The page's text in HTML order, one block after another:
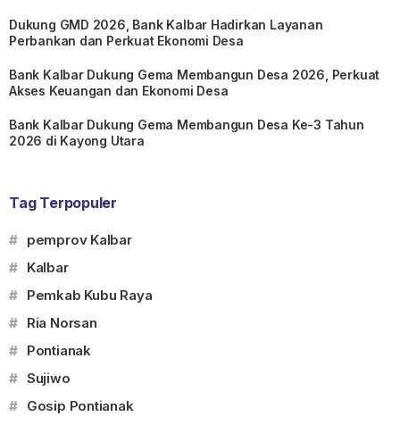
Dukung GMD 2026, Bank Kalbar Hadirkan Layanan
Perbankan dan Perkuat Ekonomi Desa
Bank Kalbar Dukung Gema Membangun Desa 2026, Perkuat
Akses Keuangan dan Ekonomi Desa
Bank Kalbar Dukung Gema Membangun Desa Ke-3 Tahun
2026 di Kayong Utara
Tag Terpopuler
# pemprov Kalbar
# Kalbar
# Pemkab Kubu Raya
# Ria Norsan
# Pontianak
# Sujiwo
# Gosip Pontianak